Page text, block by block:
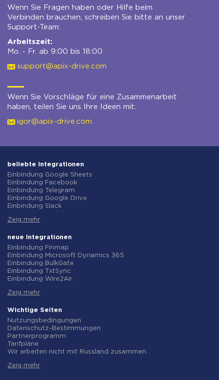
Wenn Sie Fragen haben oder Hilfe beim
Verbinden brauchen, schreiben Sie bitte an unser
Support-Team:
Arbeitszeit:
Mo. - Fr. ab 9:00 bis 18:00
support@apix-drive.com
Wenn Sie Vorschläge für eine Zusammenarbeit
haben, teilen Sie uns Ihre Ideen mit:
igor@apix-drive.com
beliebte Integrationen
Einbindung Google Sheets
Einbindung Facebook
Einbindung Telegram
Einbindung Google Drive
Einbindung Slack
Einbindung Gmail
Einbindung ClickUp
Einbindung Airtable
Einbindung Google Contacts
Einbindung OpenAI (ChatGPT)
Einbindung Instagram
Einbindung ActiveCampaign
Einbindung Typeform
Einbindung Salesforce CRM
Einbindung Notion
Einbindung AWeber
Einbindung Asana
Einbindung ZOHO CRM
Einbindung Webhooks
Einbindung GetResponse
Einbindung WooCommerce
Zeig mehr
neue Integrationen
Einbindung Finmap
Einbindung Microsoft Dynamics 365
Einbindung BulkGate
Einbindung TxtSync
Einbindung Wire2Air
Einbindung Infobip
Einbindung AtomPark
Einbindung TXTImpact
Einbindung Campaign Monitor
Einbindung CM.com
Einbindung D7 Networks
Einbindung SMS.to
Einbindung SMSGlobal
Einbindung Textlocal
Zeig mehr
Wichtige Seiten
Nutzungsbedingungen
Datenschutz-Bestimmungen
Partnerprogramm
Tarifpläne
Wir arbeiten nicht mit Russland zusammen.
Rückgaberecht
Zeig mehr